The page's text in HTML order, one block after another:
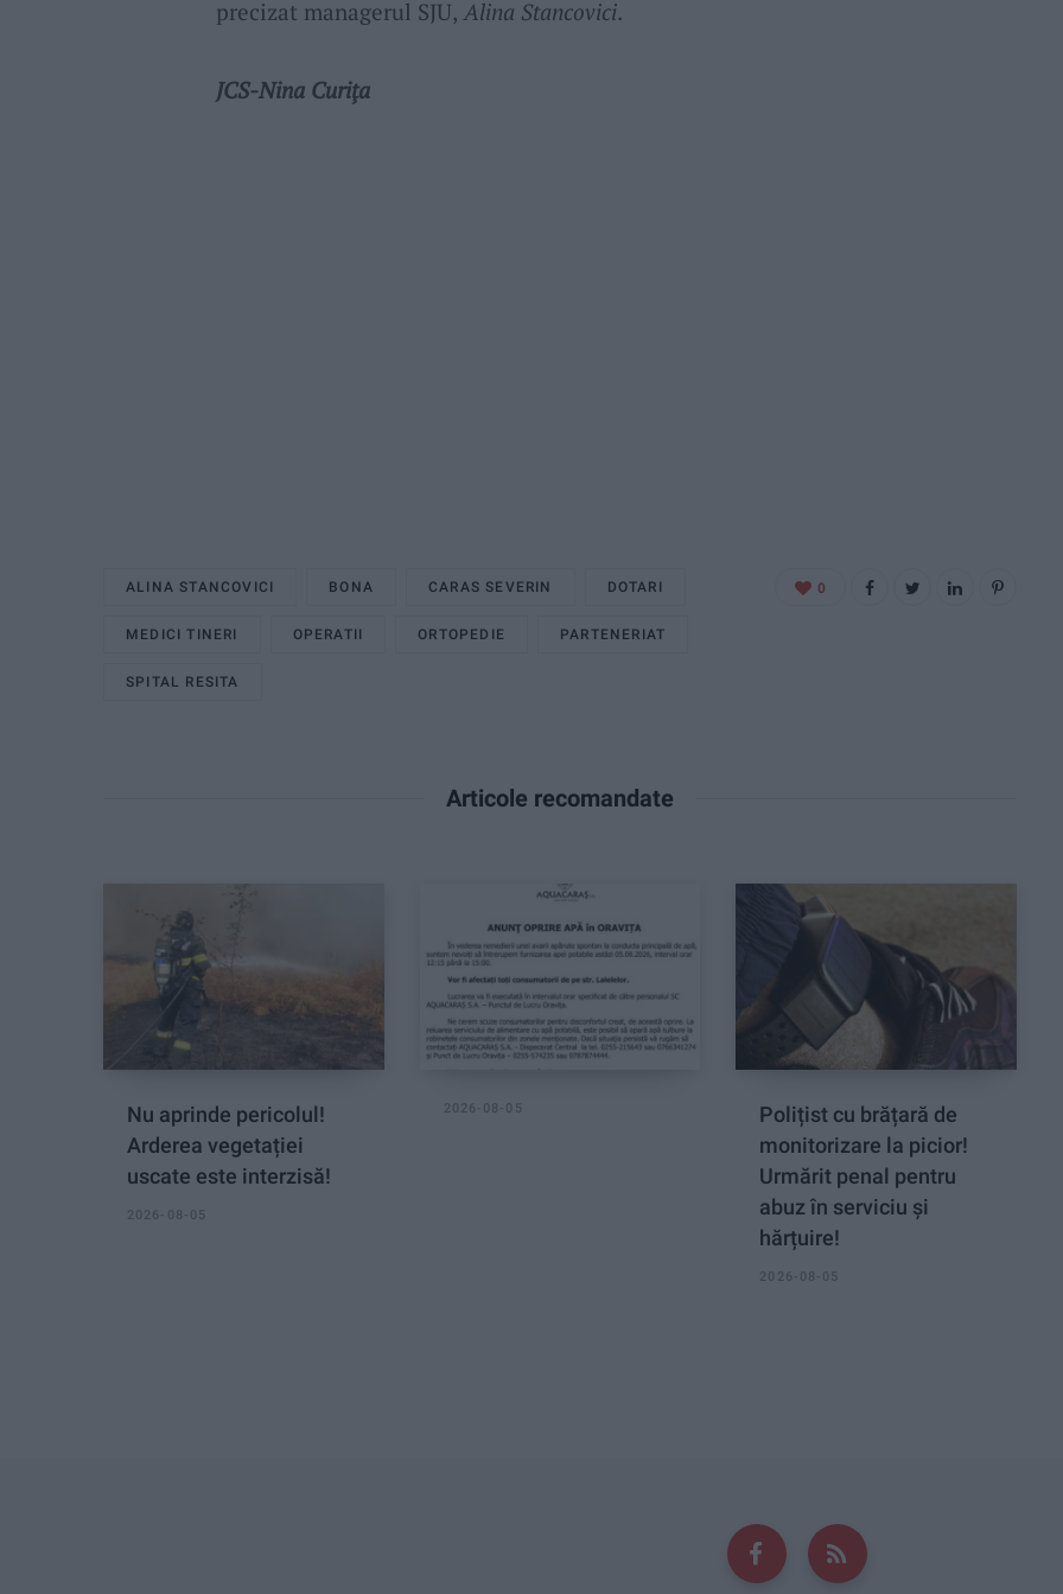
precizat managerul SJU, Alina Stancovici.
JCS-Nina Curiţa
ALINA STANCOVICI BONA CARAS SEVERIN DOTARI
MEDICI TINERI OPERATII ORTOPEDIE PARTENERIAT
SPITAL RESITA
0
Articole recomandate
Nu aprinde pericolul!
Arderea vegetației
uscate este interzisă!
2026-08-05
2026-08-05
Polițist cu brățară de
monitorizare la picior!
Urmărit penal pentru
abuz în serviciu și
hărțuire!
2026-08-05